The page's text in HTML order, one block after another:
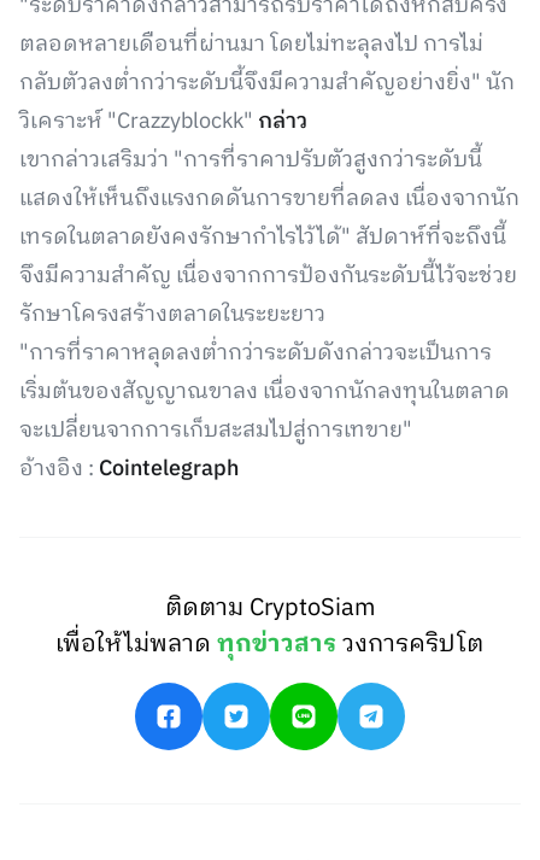
ตลอดหลายเดือนที่ผ่านมา โดยไม่ทะลุลงไป การไม่
กลับตัวลงต่ำกว่าระดับนี้จึงมีความสำคัญอย่างยิ่ง" นัก
วิเคราะห์ "Crazzyblockk" กล่าว
เขากล่าวเสริมว่า "การที่ราคาปรับตัวสูงกว่าระดับนี้
แสดงให้เห็นถึงแรงกดดันการขายที่ลดลง เนื่องจากนัก
เทรดในตลาดยังคงรักษากำไรไว้ได้" สัปดาห์ที่จะถึงนี้
จึงมีความสำคัญ เนื่องจากการป้องกันระดับนี้ไว้จะช่วย
รักษาโครงสร้างตลาดในระยะยาว
"การที่ราคาหลุดลงต่ำกว่าระดับดังกล่าวจะเป็นการ
เริ่มต้นของสัญญาณขาลง เนื่องจากนักลงทุนในตลาด
จะเปลี่ยนจากการเก็บสะสมไปสู่การเทขาย"
อ้างอิง : Cointelegraph
ติดตาม CryptoSiam
เพื่อให้ไม่พลาดทุกข่าวสารวงการคริปโต